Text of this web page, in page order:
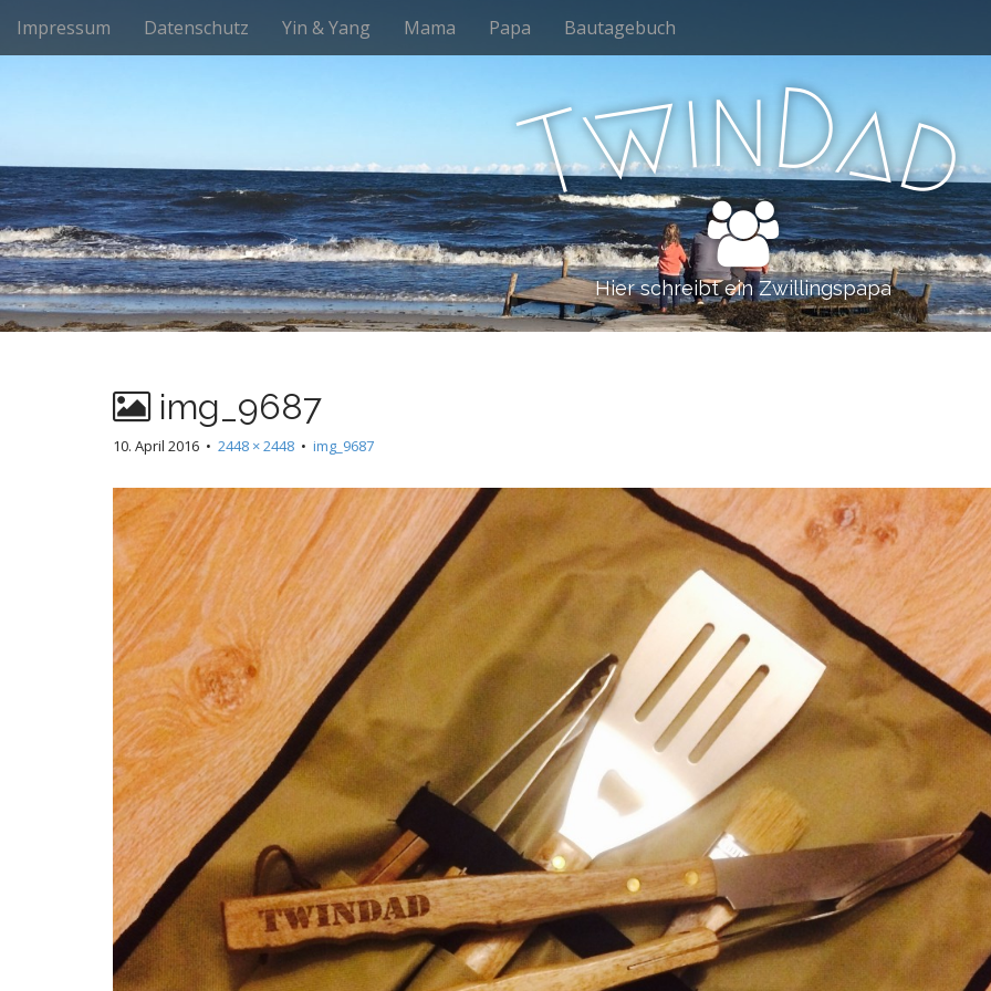
M
n
u
i
o
n
t
e
n
t
Impressum Datenschutz Yin & Yang Mama Papa Bautagebuch
TwinDad
Hier schreibt ein Zwillingspapa
img_9687
10. April 2016 • 2448 × 2448 • img_9687